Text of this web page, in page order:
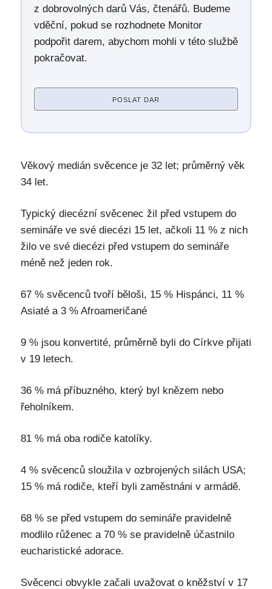
z dobrovolných darů Vás, čtenářů. Budeme
vděční, pokud se rozhodnete Monitor
podpořit darem, abychom mohli v této službě
pokračovat.
POSLAT DAR
Věkový medián svěcence je 32 let; průměrný věk
34 let.
Typický diecézní svěcenec žil před vstupem do
semináře ve své diecézi 15 let, ačkoli 11 % z nich
žilo ve své diecézi před vstupem do semináře
méně než jeden rok.
67 % svěcenců tvoří běloši, 15 % Hispánci, 11 %
Asiaté a 3 % Afroameričané
9 % jsou konvertité, průměrně byli do Církve přijati
v 19 letech.
36 % má příbuzného, který byl knězem nebo
řeholníkem.
81 % má oba rodiče katolíky.
4 % svěcenců sloužila v ozbrojených silách USA;
15 % má rodiče, kteří byli zaměstnáni v armádě.
68 % se před vstupem do semináře pravidelně
modlilo růženec a 70 % se pravidelně účastnilo
eucharistické adorace.
Svěcenci obvykle začali uvažovat o kněžství v 17